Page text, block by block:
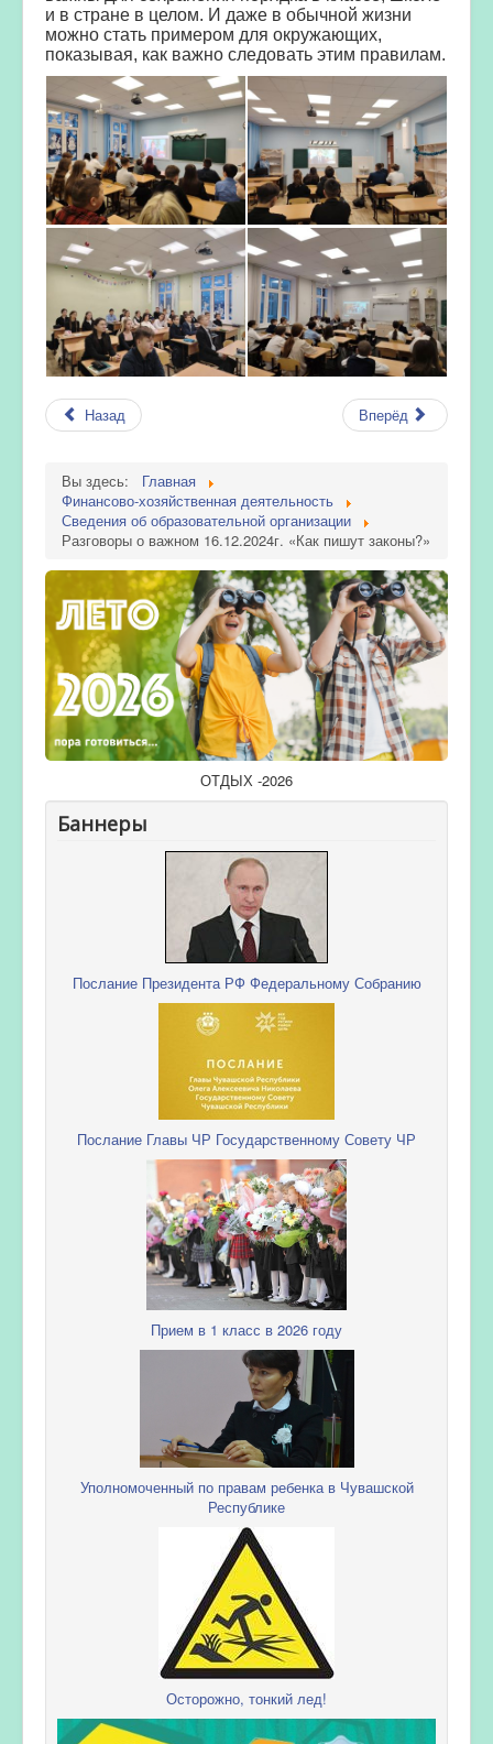
и в стране в целом. И даже в обычной жизни
можно стать примером для окружающих,
показывая, как важно следовать этим правилам.
Назад Вперёд
Вы здесь:
Главная
Финансово-хозяйственная деятельность
Сведения об образовательной организации
Разговоры о важном 16.12.2024г. «Как пишут законы?»
ОТДЫХ -2026
Баннеры
Послание Президента РФ Федеральному Собранию
Послание Главы ЧР Государственному Совету ЧР
Прием в 1 класс в 2026 году
Уполномоченный по правам ребенка в Чувашской
Республике
Осторожно, тонкий лед!